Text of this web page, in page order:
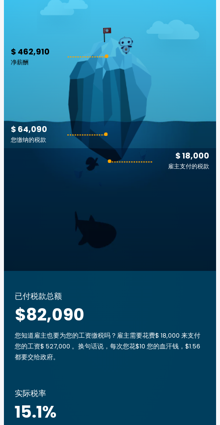
$ 462,910
净薪酬
$ 18,000
雇主支付的税款
$ 64,090
您缴纳的税款
已付税款总额
$82,090
您知道雇主也要为您的工资缴税吗？雇主需要花费$ 18,000 来支付
您的工资$ 527,000 。换句话说，每次您花$10 您的血汗钱，$1.56
都要交给政府。
实际税率
15.1%